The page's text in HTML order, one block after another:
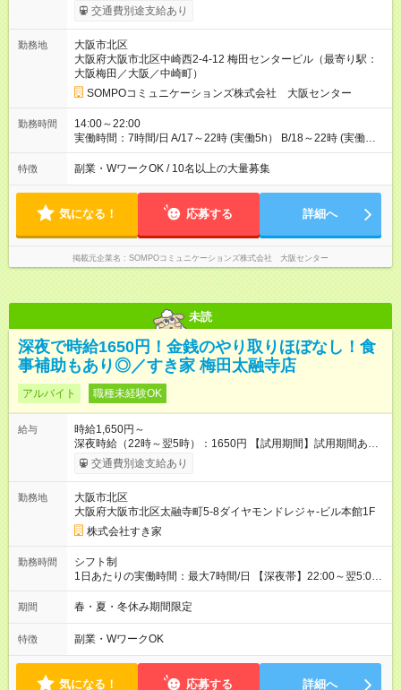
09：00～12：00／時給+200円 月17：00～22：00／時給+200
円 金17：00～22：00／時給+400円 ※曜日加算と時間帯加算は
3日・月収例 ロングシフトで・・・月収20万3580円 [1]金曜日
収：13970円×4日＝55880円 [2]土曜日収：14770円×5日＝
73850円 [3]日曜日収：14770円×5日＝73850円 ※全日14：00～
22：00 ショートシフトで・・・月収11万7070円 [1]月曜日収：
7640円×4日＝30560円 [2]金曜日収：8440円×4日＝33760円 [3]
土曜日収：10550円×5日＝52750円 ※月金/18：00～22：00、
土/17：00～22：00 【試用期間】試用期間あり 試用期間の長
す。 雇用形態：アルバイト・パート採用 給与：時給 1,610円以
上 ※各加算給無
交通費別途支給あり
勤務地
大阪市北区
大阪府大阪市北区中崎西2-4-12 梅田センタービル（最寄り駅：
大阪梅田／大阪／中崎町）
SOMPOコミュニケーションズ株式会社 大阪センター
勤務時間
14:00～22:00
実働時間：7時間/日 A/17～22時 (実働5h） B/18～22時 (実働
4h） C/14～22時 (実働7h・休憩1h） ※導入研修(OJT研修)から
適用 ★週3日以上/曜日固定 ※土or日必須 ◎休日:平日メイン ◎月
確認 GW・お盆・年末年始も シフト通りの出勤が必要です
特徴 副業・WワークOK / 10名以上の大量募集
気になる！ 応募する 詳細へ
掲載元企業名 SOMPOコミュニケーションズ株式会社 大阪センター
未読
深夜で時給1650円！金銭のやり取りほぼなし！食
事補助もあり◎／すき家 梅田太融寺店
アルバイト 職種未経験OK
給与
時給1,650円～
深夜時給（22時～翌5時）：1650円 【試用期間】試用期間あり
試用期間の長さ：1ヶ月 雇用形態、給与は本採用時と同じです。
試用期間の実態は30日（※条件変更なし）ですが、切り上げで
同時給）
交通費別途支給あり
勤務地
大阪市北区
大阪府大阪市北区太融寺町5-8ダイヤモンドレジャ-ビル本館1F
株式会社すき家
勤務時間
シフト制
1日あたりの実働時間：最大7時間/日 【深夜帯】22:00～翌5:00
週2日～・1日2h～OK◎ ※22:00から翌5:00までは18歳以上の方
のみ勤務可能です（18歳未満の深夜業務禁止のため） ★深夜で
す。 必ず、2名以上での勤務を行いますので、安心して働けま
す。
期間 春・夏・冬休み期間限定
特徴 副業・WワークOK
気になる！ 応募する 詳細へ